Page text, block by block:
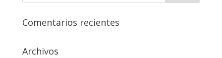
Comentarios recientes
Archivos